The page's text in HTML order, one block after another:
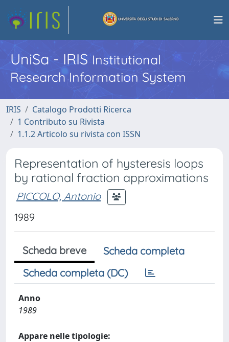
UniSa - IRISInstitutional
Research Information System
IRIS
Catalogo Prodotti Ricerca
1 Contributo su Rivista
1.1.2 Articolo su rivista con ISSN
Representation of hysteresis loops
by rational fraction approximations
PICCOLO, Antonio
1989
Scheda breve
Scheda completa
Scheda completa (DC)
Anno
1989
Appare nelle tipologie: